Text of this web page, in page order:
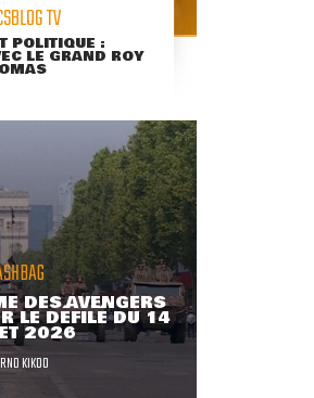
TV
POLITIQUE :
LE GRAND ROY
DES AVENGERS
LE DÉFILÉ DU 14
2026
KIKOO